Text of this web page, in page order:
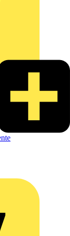
legen, um